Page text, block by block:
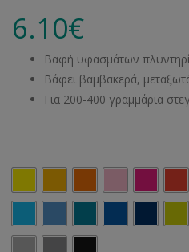
6.10€
Βαφή υφασμάτων
Βάφει βαμβακερά,
Για 200-400 γραμμάρια